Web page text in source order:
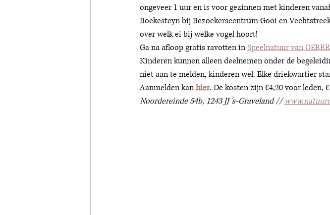
ongeveer 1 uur en is voor gezinnen met kinderen
Boekesteyn bij Bezoekerscentrum Gooi en
over welk ei bij welke vogel hoort!
Ga na afloop gratis ravotten in Speelnatuur van OERRR
Kinderen kunnen alleen deelnemen onder de
niet aan te melden, kinderen wel. Elke driekwartier
Aanmelden kan hier. De kosten zijn €4,20 voor leden,
Noordereinde 54b, 1243 JJ 's-Graveland //